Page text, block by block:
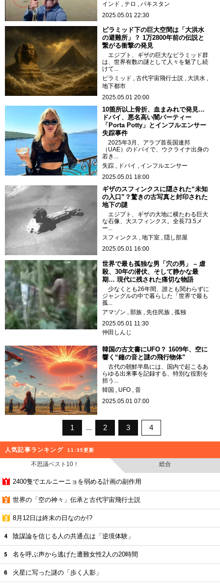
インド
テロ
パキスタン
2025.05.01 22:30
ピラミッド下の巨大空間は「大洪水
の避難所」？ 1万2800年前の伝説と
繋がる衝撃の発見
エジプト、ギザの巨大なピラミッド群
は、世界有数の謎として人々を魅了し続
けて...
ピラミッド
古代宇宙飛行士説
大洪水
地下都市
2025.05.01 20:00
10箇所以上骨折、血まみれで発見…
ドバイ、悪名高い闇パーティー
「Porta Potty」とインフルエンサー
失踪事件
2025年3月、アラブ首長国連邦
（UAE）のドバイで、ウクライナ出身の
若き...
失踪
ドバイ
インフルエンサー
2025.05.01 18:00
ギザのスフィンクスに隠された“未知
の入口”？驚きの古写真と封印された
地下の謎
エジプト、ギザの大地に横たわる巨大
な石像、大スフィンクス。全長73.5メ
ー...
スフィンクス
地下室
隠し部屋
2025.05.01 16:00
世界で最も孤独な男「穴の男」 – 虐
殺、30年の潜伏、そして静かな最
期… 現代に残された痛切な物語
少なくとも26年間、誰とも関わらずに
ジャングルの中で暮らした「世界で最も
孤...
アマゾン
部族 先住民族
孤独
2025.05.01 11:30
仲田しんじ
韓国の古文書にUFO？ 1609年、空に
響く“鐘の音と謎の飛行物体”
古代の朝鮮半島には、国内で起こるあ
らゆる出来事を記録する、特別な役割を
担う...
韓国
UFO
音
2025.05.01 07:00
1 2 3 4
人気記事ランキング 11:35更新
不思議ベスト10！ 総合
2400隻でエルニーニョを弱める計画の副作用
世界の「空の神々」伝承と古代宇宙飛行士説
8月12日は終末の日なのか!?
陰謀論を信じる人の共通点は「逆境体験」
名を呼ぶ声から逃げた遭難女性2人の20時間
火星に写った謎の「歩く人影」